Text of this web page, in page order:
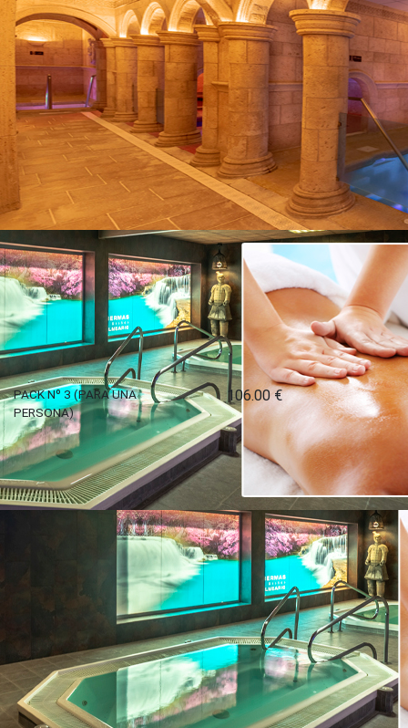
PACK Nº 2 (PARA UNA PERSONA)
1 circuito termal de 2 horas + 1 masaje parcial deportivo en
90.00€
COMPRA O REGALA
PACK Nº 3 (PARA UNA
PERSONA)
106.00 €
COMPRA O REGALA